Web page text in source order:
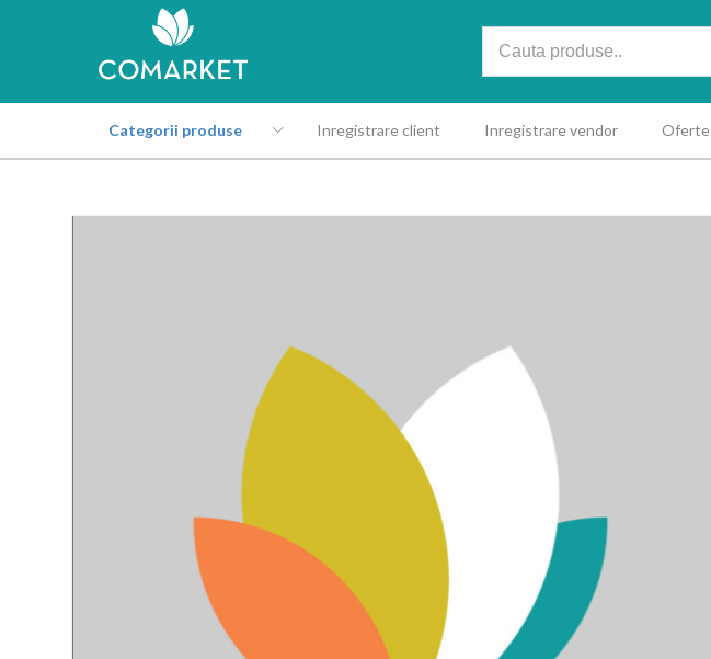
Categorii produse Inregistrare client Inregistrare vendor Oferte